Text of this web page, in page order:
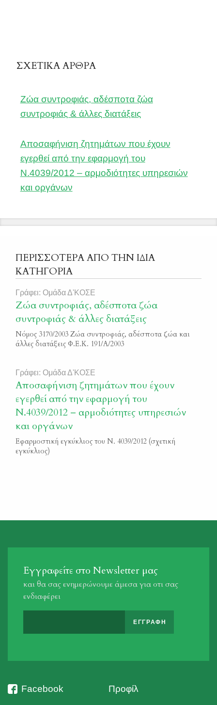
ΣΧΕΤΙΚΑ ΑΡΘΡΑ
Ζώα συντροφιάς, αδέσποτα ζώα
συντροφιάς & άλλες διατάξεις
Αποσαφήνιση ζητημάτων που έχουν
εγερθεί από την εφαρμογή του
Ν.4039/2012 – αρμοδιότητες υπηρεσιών
και οργάνων
ΠΕΡΙΣΣΟΤΕΡΑ ΑΠΟ ΤΗΝ ΙΔΙΑ
ΚΑΤΗΓΟΡΙΑ
Γράφει: Ομάδα Δ'ΚΟΣΕ
Ζώα συντροφιάς, αδέσποτα ζώα
συντροφιάς & άλλες διατάξεις
Νόμος 3170/2003 Ζώα συντροφιάς, αδέσποτα ζώα και
άλλες διατάξεις Φ.Ε.Κ. 191/Α/2003
Γράφει: Ομάδα Δ'ΚΟΣΕ
Αποσαφήνιση ζητημάτων που έχουν
εγερθεί από την εφαρμογή του
Ν.4039/2012 – αρμοδιότητες υπηρεσιών
και οργάνων
Εφαρμοστική εγκύκλιος του Ν. 4039/2012 (σχετική
εγκύκλιος)
Εγγραφείτε στο Newsletter μας
και θα σας ενημερώνουμε άμεσα για οτι σας
ενδιαφέρει
Facebook Προφίλ